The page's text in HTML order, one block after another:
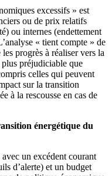
excessifs » est
ou de prix relatifs
ou internes (endettement
« tient compte » de
progrès à réaliser vers la
plus préjudiciable que
celles qui peuvent
sur la transition
à la rescousse en cas de
énergétique du
un excédent courant
d’alerte) et un budget